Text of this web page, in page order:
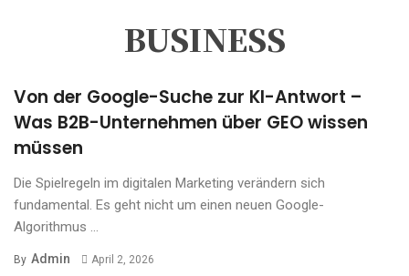
BUSINESS
Von der Google-Suche zur KI-Antwort –
Was B2B-Unternehmen über GEO wissen
müssen
Die Spielregeln im digitalen Marketing verändern sich
fundamental. Es geht nicht um einen neuen Google-
Algorithmus ...
By Admin April 2, 2026